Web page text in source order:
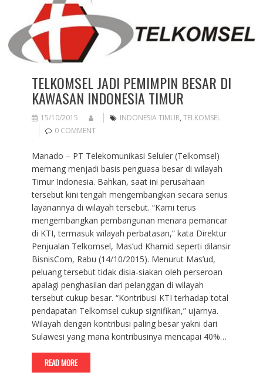
TELKOMSEL JADI PEMIMPIN BESAR DI
KAWASAN INDONESIA TIMUR
15/10/2015 INDONESIA TIMUR, TELKOMSEL
0 COMMENT
Manado – PT Telekomunikasi Seluler (Telkomsel)
memang menjadi basis penguasa besar di wilayah
Timur Indonesia. Bahkan, saat ini perusahaan
tersebut kini tengah mengembangkan secara serius
layanannya di wilayah tersebut. “Kami terus
mengembangkan pembangunan menara pemancar
di KTI, termasuk wilayah perbatasan,” kata Direktur
Penjualan Telkomsel, Mas’ud Khamid seperti dilansir
BisnisCom, Rabu (14/10/2015). Menurut Mas’ud,
peluang tersebut tidak disia-siakan oleh perseroan
apalagi penghasilan dari pelanggan di wilayah
tersebut cukup besar. “Kontribusi KTI terhadap total
pendapatan Telkomsel cukup signifikan,” ujarnya.
Wilayah dengan kontribusi paling besar yakni dari
Sulawesi yang mana kontribusinya mencapai 40%…
READ MORE